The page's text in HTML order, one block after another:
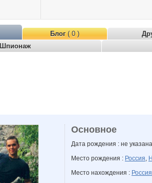
Блог( 0 )
Шпионаж
Основное
Дата рождения : не указана
Место рождения : Россия,
Место нахождения : Россия